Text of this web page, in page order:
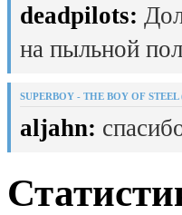
deadpilots:
на пыльной
SUPERBOY - THE BOY OF STEEL
aljahn: